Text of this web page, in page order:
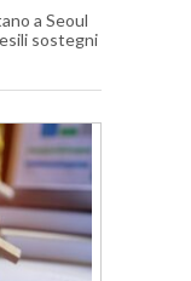
a Seoul
sostegni